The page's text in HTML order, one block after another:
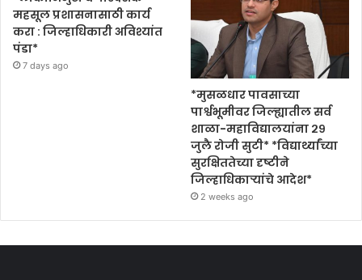
महसूल प्रशासनासाठी कार्य
करा : जिल्हाधिकारी अविश्यांत
पंडा*
7 days ago
*मुसळधार पावसाच्या
पार्श्वभूमीवर जिल्ह्यातील सर्व
शाळा-महाविद्यालयांना २९
जुलै रोजी सुटी* *विद्यार्थ्यांच्या
सुरक्षिततेच्या दृष्टीने
जिल्हाधिकाऱ्यांचे आदेश*
2 weeks ago